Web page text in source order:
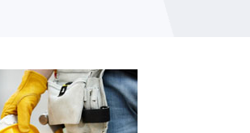
prevenzionistici,